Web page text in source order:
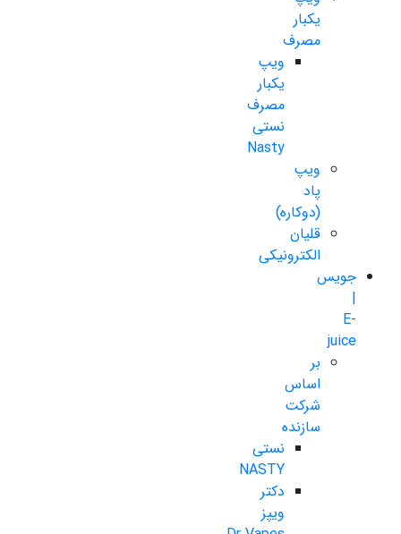
یکبار
مصرف
ویپ
یکبار
مصرف
نستی
Nasty
ویپ
پاد
(دوکاره)
قلیان
الکترونیکی
جویس
|
E-
juice
بر
اساس
شرکت
سازنده
نستی
NASTY
دکتر
ویپز